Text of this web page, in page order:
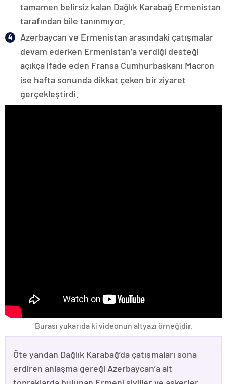
tamamen belirsiz kalan Dağlık Karabağ Ermenistan
tarafından bile tanınmıyor.
Azerbaycan ve Ermenistan arasındaki çatışmalar
devam ederken Ermenistan’a verdiği desteği
açıkça ifade eden Fransa Cumhurbaşkanı Macron
ise hafta sonunda dikkat çeken bir ziyaret
gerçekleştirdi.
Burası yukarıda ki videonun altyazı örneğidir.
Öte yandan Dağlık Karabağ’da çatışmaları sona
erdiren anlaşma gereği Azerbaycan’a ait